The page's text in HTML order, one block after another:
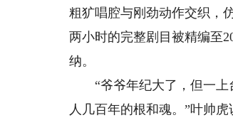
粗犷唱腔与刚劲动作交织，
两小时的完整剧目被精编至
纳。
“爷爷年纪大了，但一上
人几百年的根和魂。”叶帅